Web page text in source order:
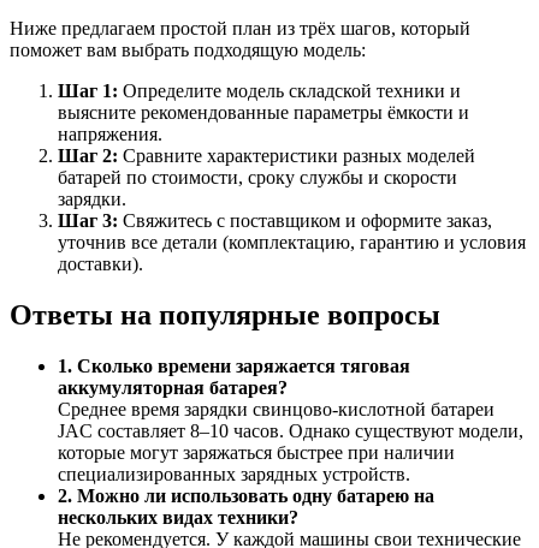
Ниже предлагаем простой план из трёх шагов, который
поможет вам выбрать подходящую модель:
Шаг 1: Определите модель складской техники и
выясните рекомендованные параметры ёмкости и
напряжения.
Шаг 2: Сравните характеристики разных моделей
батарей по стоимости, сроку службы и скорости
зарядки.
Шаг 3: Свяжитесь с поставщиком и оформите заказ,
уточнив все детали (комплектацию, гарантию и условия
доставки).
Ответы на популярные вопросы
1. Сколько времени заряжается тяговая
аккумуляторная батарея?
Среднее время зарядки свинцово-кислотной батареи
JAC составляет 8–10 часов. Однако существуют модели,
которые могут заряжаться быстрее при наличии
специализированных зарядных устройств.
2. Можно ли использовать одну батарею на
нескольких видах техники?
Не рекомендуется. У каждой машины свои технические